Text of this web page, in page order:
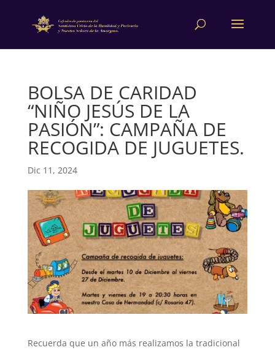
BOLSA DE CARIDAD
“NIÑO JESÚS DE LA
PASIÓN”: CAMPAÑA DE
RECOGIDA DE JUGUETES.
Dic 11, 2024
Recuerda que un año más realizamos la tradicional